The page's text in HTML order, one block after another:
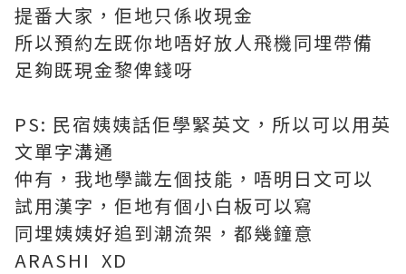
提番大家，佢地只係收現金
所以預約左既你地唔好放人飛機同埋帶備
足夠既現金黎俾錢呀
PS: 民宿姨姨話佢學緊英文，所以可以用英
文單字溝通
仲有，我地學識左個技能，唔明日文可以
試用漢字，佢地有個小白板可以寫
同埋姨姨好追到潮流架，都幾鐘意
ARASHI XD